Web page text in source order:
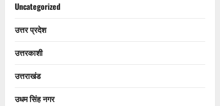
Uncategorized
उत्तर प्रदेश
उत्तरकाशी
उत्तराखंड
उधम सिंह नगर